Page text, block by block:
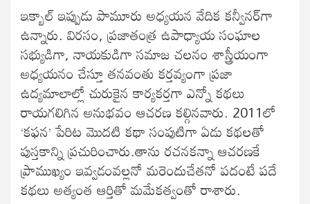
ఇక్బాల్ ఇప్పుడు పామూరు అధ్యయన వేదిక కన్వీనర్‌గా
ఉన్నారు. విరసం, ప్రజాతంత్ర ఉపాధ్యాయ సంఘాల
సభ్యుడిగా, నాయకుడిగా సమాజ చలనం శాస్త్రీయంగా
అధ్యయనం చేస్తూ తనవంతు కర్తవ్యంగా ప్రజా
ఉద్యమాలాల్లో చురుకైన కార్యకర్తగా ఎన్నో కథలు
రాయగలిగిన అనుభవం ఆచరణ కల్గినవారు. 2011లో
‘కఫన’ పేరిట మొదటి కథా సంపుటిగా ఏడు కథలతో
పుస్తకాన్ని ప్రచురించారు.తాను రచనకన్నా ఆచరణకే
ప్రాముఖ్యం ఇవ్వడంవల్లనో మరెందుచేతనో పదంటే పదే
కథలు అత్యంత ఆర్తితో మమేకత్వంతో రాశారు.